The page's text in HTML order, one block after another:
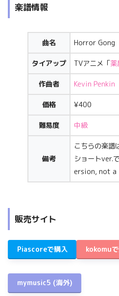
楽譜情報
曲名 Horror Gong
タイアップ TVアニメ「薬
作曲者 Kevin Penkin
価格 ¥400
難易度 中級
備考
こちらの楽譜
ショートver.
ersion, not
販売サイト
Piascoreで購入 kokomu
mymusic5 (海外)